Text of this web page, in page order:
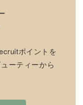
ポイントを
ーティーから